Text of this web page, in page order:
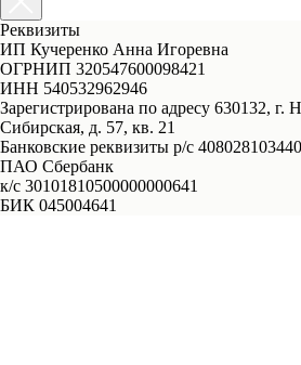
Реквизиты
ИП Кучеренко Анна Игоревна
ОГРНИП 320547600098421
ИНН 540532962946
Зарегистрирована по адресу 630132, г.
Сибирская, д. 57, кв. 21
Банковские реквизиты р/с
ПАО Сбербанк
к/с 30101810500000000641
БИК 045004641